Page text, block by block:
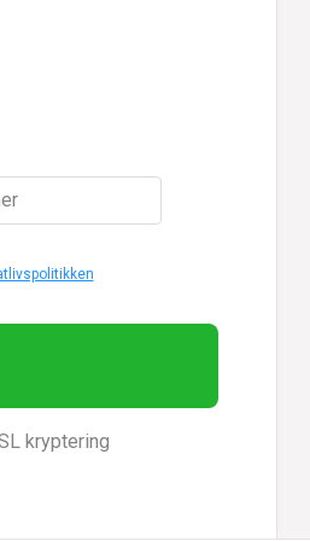
kryptering